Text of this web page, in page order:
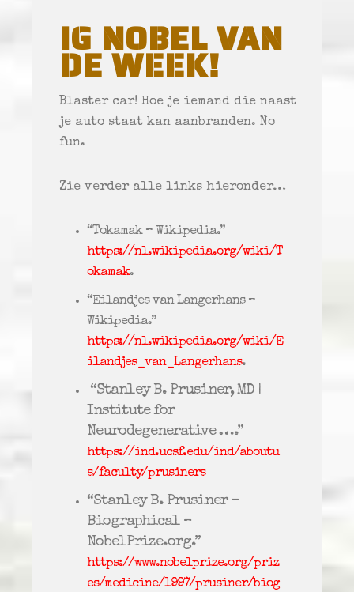
IG NOBEL VAN
DE WEEK!
Blaster car! Hoe je iemand die naast
je auto staat kan aanbranden. No
fun.
Zie verder alle links hieronder…
“Tokamak – Wikipedia.”
https://nl.wikipedia.org/wiki/T
okamak.
“Eilandjes van Langerhans –
Wikipedia.”
https://nl.wikipedia.org/wiki/E
ilandjes_van_Langerhans.
“Stanley B. Prusiner, MD |
Institute for
Neurodegenerative ….”
https://ind.ucsf.edu/ind/aboutu
s/faculty/prusiners
“Stanley B. Prusiner –
Biographical –
NobelPrize.org.”
https://www.nobelprize.org/priz
es/medicine/1997/prusiner/biog